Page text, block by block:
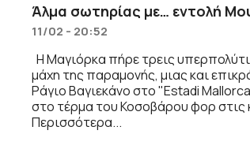
Άλμα σωτηρίας με… εντολή
11/02 - 20:52
Η Μαγιόρκα πήρε τρεις
μάχη της παραμονής, μιας και
Ράγιο Βαγιεκάνο στο "Estadi
στο τέρμα του Κοσοβάρου φορ στις
Περισσότερα...